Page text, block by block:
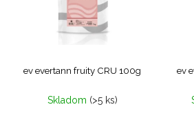
ev evertann fruity CRU 100g
Skladom (>5 ks)
ev